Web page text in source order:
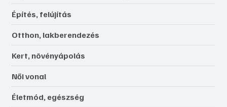
Építés, felújítás
Otthon, lakberendezés
Kert, növényápolás
Női vonal
Életmód, egészség